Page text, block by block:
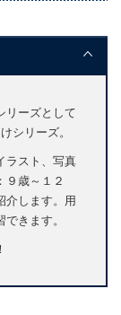
リーズとして
シリーズ。
ラスト、写真
９歳～１２
介します。用
きます。